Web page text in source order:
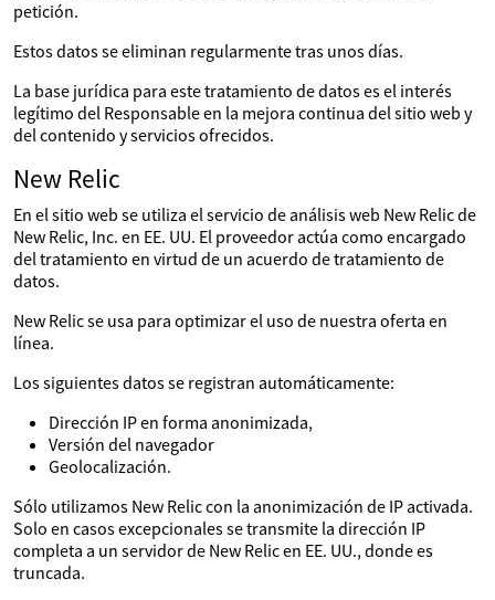
petición.
Estos datos se eliminan regularmente tras unos días.
La base jurídica para este tratamiento de datos es el interés
legítimo del Responsable en la mejora continua del sitio web y
del contenido y servicios ofrecidos.
New Relic
En el sitio web se utiliza el servicio de análisis web New Relic de
New Relic, Inc. en EE. UU. El proveedor actúa como encargado
del tratamiento en virtud de un acuerdo de tratamiento de
datos.
New Relic se usa para optimizar el uso de nuestra oferta en
línea.
Los siguientes datos se registran automáticamente:
Dirección IP en forma anonimizada,
Versión del navegador
Geolocalización.
Sólo utilizamos New Relic con la anonimización de IP activada.
Solo en casos excepcionales se transmite la dirección IP
completa a un servidor de New Relic en EE. UU., donde es
truncada.